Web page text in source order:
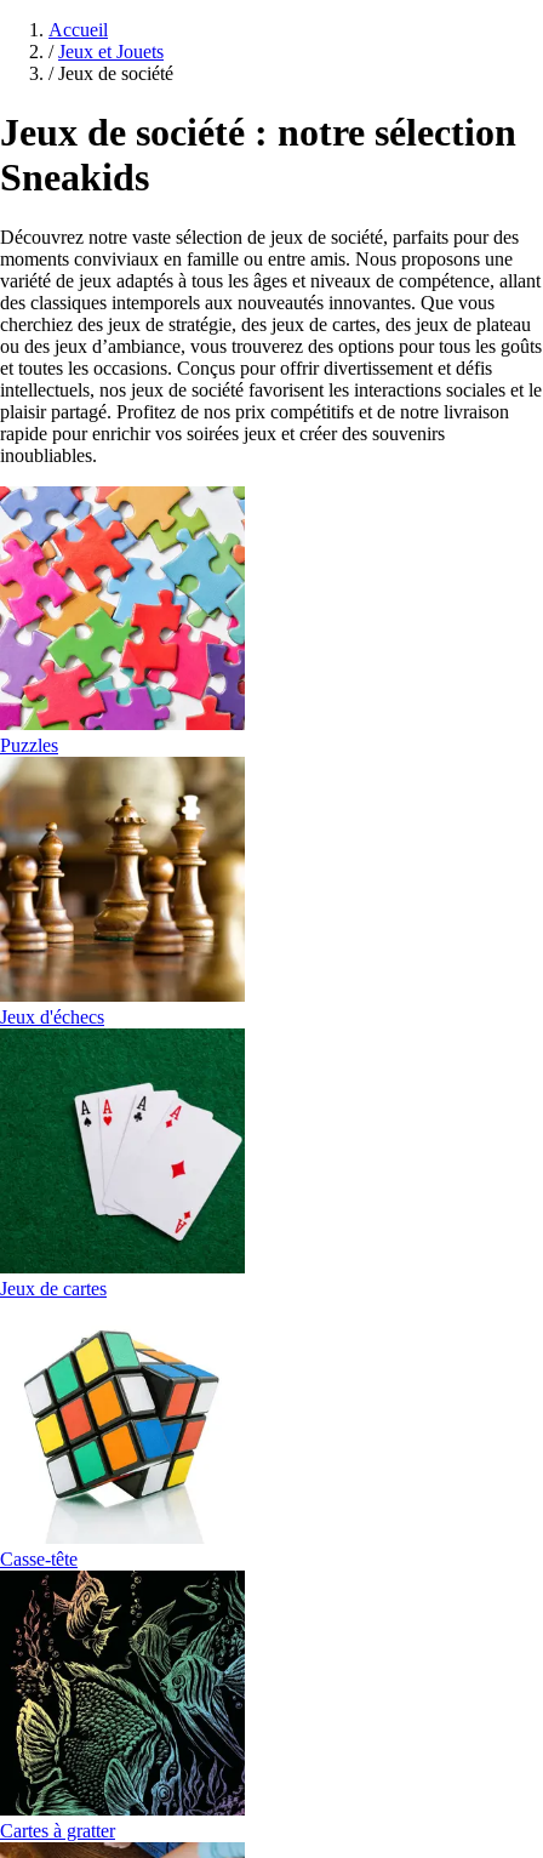
Accueil
/ Jeux et Jouets
/ Jeux de société
Jeux de société : notre sélection
Sneakids
Découvrez notre vaste sélection de jeux de société, parfaits pour des
moments conviviaux en famille ou entre amis. Nous proposons une
variété de jeux adaptés à tous les âges et niveaux de compétence, allant
des classiques intemporels aux nouveautés innovantes. Que vous
cherchiez des jeux de stratégie, des jeux de cartes, des jeux de plateau
ou des jeux d’ambiance, vous trouverez des options pour tous les goûts
et toutes les occasions. Conçus pour offrir divertissement et défis
intellectuels, nos jeux de société favorisent les interactions sociales et le
plaisir partagé. Profitez de nos prix compétitifs et de notre livraison
rapide pour enrichir vos soirées jeux et créer des souvenirs
inoubliables.
Puzzles
Jeux d'échecs
Jeux de cartes
Casse-tête
Cartes à gratter